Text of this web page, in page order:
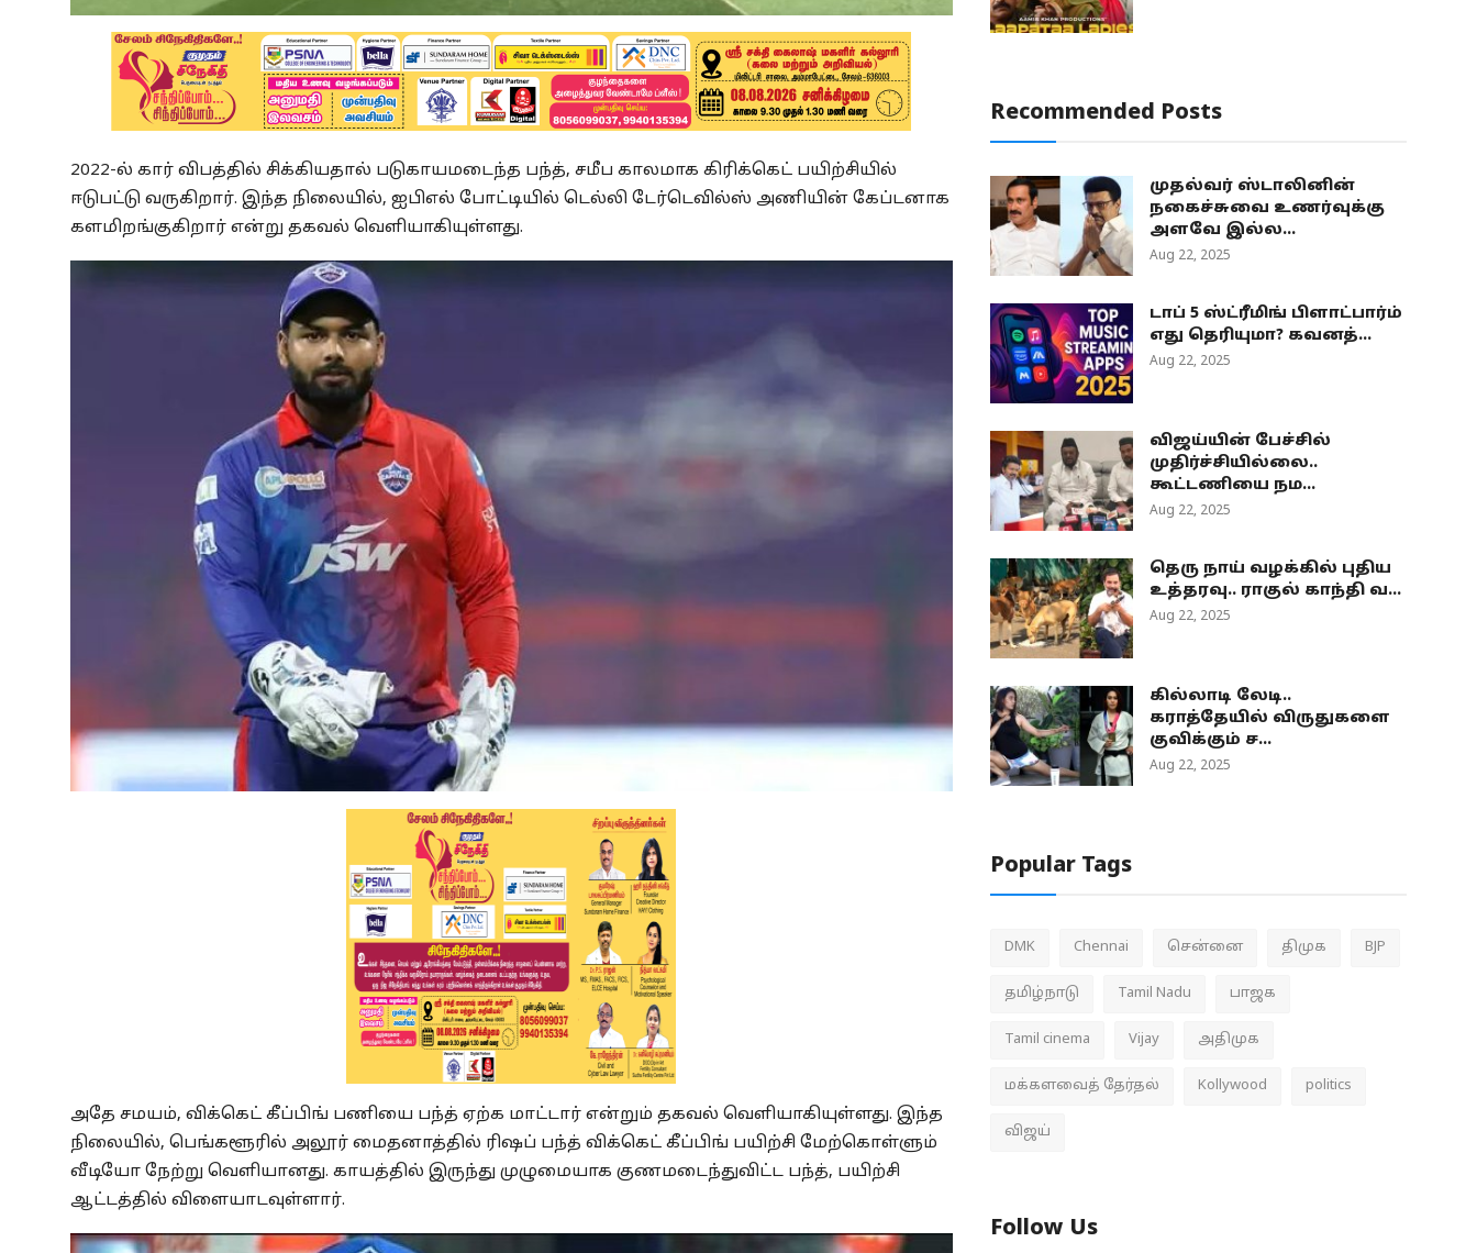
2022-ல் கார் விபத்தில் சிக்கியதால் படுகாயமடைந்த பந்த், சமீப காலமாக கிரிக்கெட் பயிற்சியில்
ஈடுபட்டு வருகிறார். இந்த நிலையில், ஐபிஎல் போட்டியில் டெல்லி டேர்டெவில்ஸ் அணியின் கேப்டனாக
களமிறங்குகிறார் என்று தகவல் வெளியாகியுள்ளது.
அதே சமயம், விக்கெட் கீப்பிங் பணியை பந்த் ஏற்க மாட்டார் என்றும் தகவல் வெளியாகியுள்ளது. இந்த
நிலையில், பெங்களூரில் அலூர் மைதனாத்தில் ரிஷப் பந்த் விக்கெட் கீப்பிங் பயிற்சி மேற்கொள்ளும்
வீடியோ நேற்று வெளியானது. காயத்தில் இருந்து முழுமையாக குணமடைந்துவிட்ட பந்த், பயிற்சி
ஆட்டத்தில் விளையாடவுள்ளார்.
Recommended Posts
முதல்வர் ஸ்டாலினின்
நகைச்சுவை உணர்வுக்கு
அளவே இல்ல...
Aug 22, 2025
டாப் 5 ஸ்ட்ரீமிங் பிளாட்பார்ம்
எது தெரியுமா? கவனத்...
Aug 22, 2025
விஜய்யின் பேச்சில்
முதிர்ச்சியில்லை..
கூட்டணியை நம...
Aug 22, 2025
தெரு நாய் வழக்கில் புதிய
உத்தரவு.. ராகுல் காந்தி வ...
Aug 22, 2025
கில்லாடி லேடி..
கராத்தேயில் விருதுகளை
குவிக்கும் ச...
Aug 22, 2025
Popular Tags
DMK Chennai சென்னை திமுக BJP
தமிழ்நாடு Tamil Nadu பாஜக
Tamil cinema Vijay அதிமுக
மக்களவைத் தேர்தல் Kollywood politics
விஜய்
Follow Us